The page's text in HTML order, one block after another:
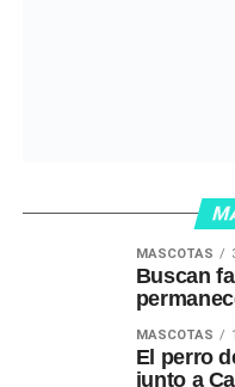
MASCOTAS
Buscan
MASCOTAS
El perro
junto a